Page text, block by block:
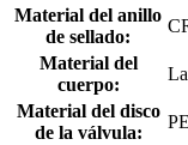
Material del anillo
de sellado:
Material del
cuerpo:
Material del disco
de la válvula: